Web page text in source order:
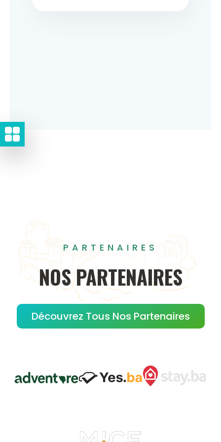
PARTENAIRES
NOS PARTENAIRES
Découvrez Tous Nos Partenaires